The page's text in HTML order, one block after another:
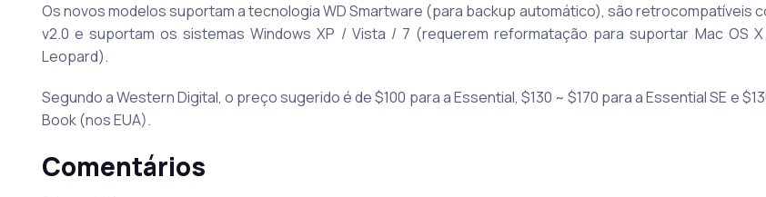
Os novos modelos suportam a tecnologia WD Smartware (para backup automático), são retrocompatíveis
v2.0 e suportam os sistemas Windows XP / Vista / 7 (requerem reformatação para suportar Mac OS
Leopard).
Segundo a Western Digital, o preço sugerido é de $100 para a Essential, $130 ~ $170 para a Essential SE e
Book (nos EUA).
Comentários